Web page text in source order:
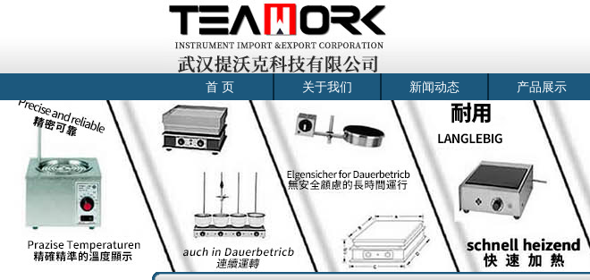
首 页 关于我们 新闻动态 产品展示